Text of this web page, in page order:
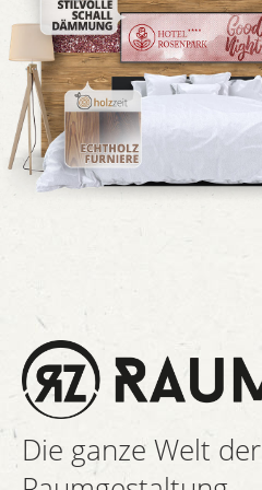
Die ganze Welt der